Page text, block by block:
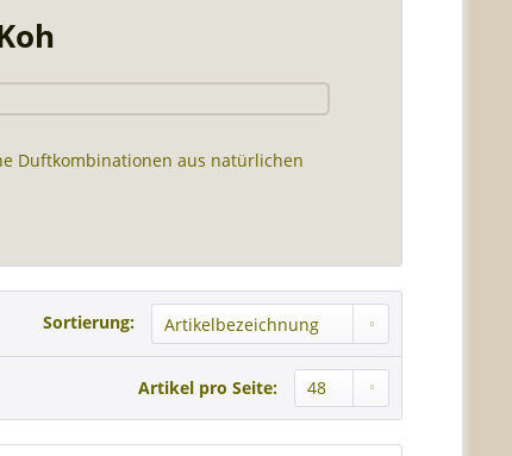
Duftkombinationen aus natürlichen
Sortierung:
Artikel pro Seite: